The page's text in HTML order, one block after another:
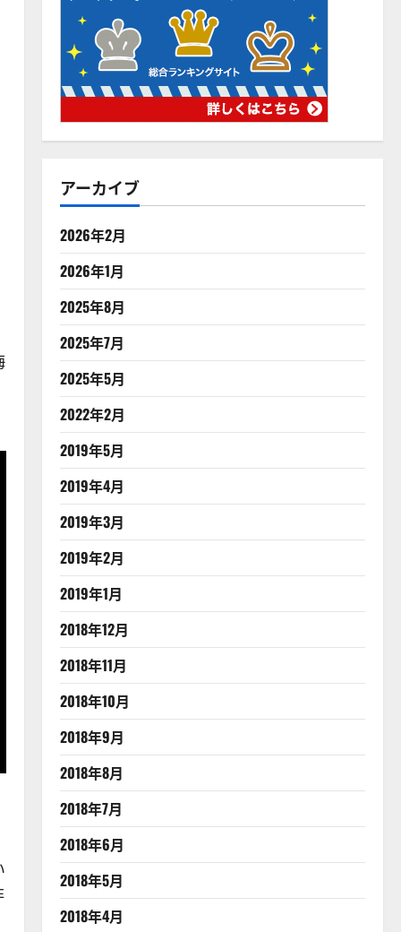
アーカイブ
2026年2月
2026年1月
2025年8月
2025年7月
2025年5月
2022年2月
2019年5月
2019年4月
2019年3月
2019年2月
2019年1月
2018年12月
2018年11月
2018年10月
2018年9月
2018年8月
2018年7月
2018年6月
2018年5月
2018年4月